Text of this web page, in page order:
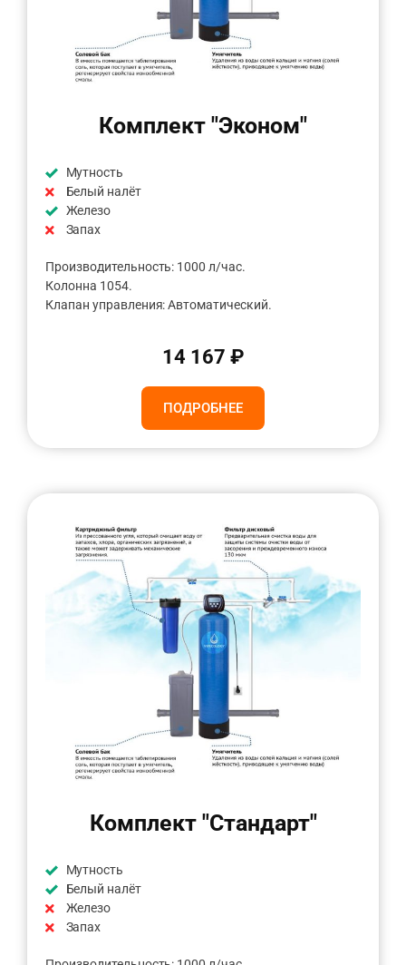
Комплект "Эконом"
Мутность
Белый налёт
Железо
Запах
Производительность: 1000 л/час.
Колонна 1054.
Клапан управления: Автоматический.
14 167 ₽
ПОДРОБНЕЕ
Комплект "Стандарт"
Мутность
Белый налёт
Железо
Запах